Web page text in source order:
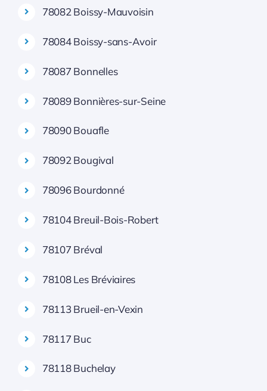
78082 Boissy-Mauvoisin
78084 Boissy-sans-Avoir
78087 Bonnelles
78089 Bonnières-sur-Seine
78090 Bouafle
78092 Bougival
78096 Bourdonné
78104 Breuil-Bois-Robert
78107 Bréval
78108 Les Bréviaires
78113 Brueil-en-Vexin
78117 Buc
78118 Buchelay